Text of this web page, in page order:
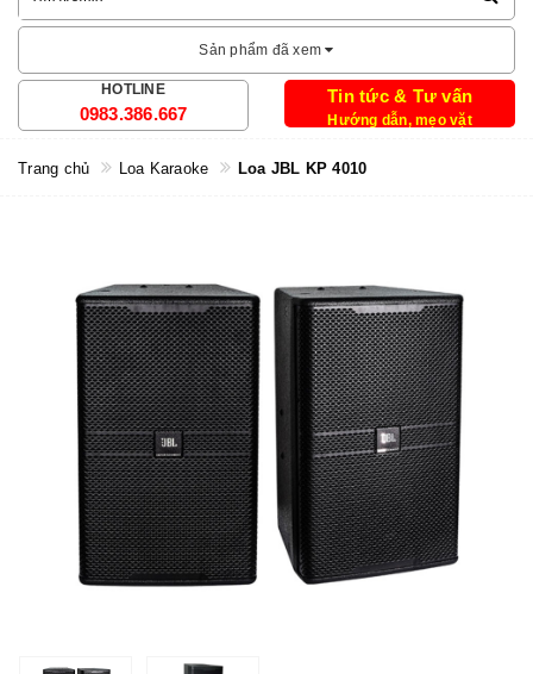
Sản phẩm đã xem
HOTLINE
0983.386.667
Tin tức & Tư vấn
Hướng dẫn, mẹo vặt
Trang chủ Loa Karaoke Loa JBL KP 4010